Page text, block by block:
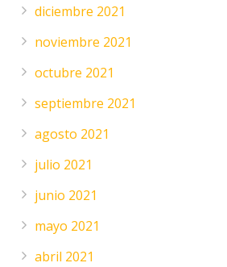
diciembre 2021
noviembre 2021
octubre 2021
septiembre 2021
agosto 2021
julio 2021
junio 2021
mayo 2021
abril 2021